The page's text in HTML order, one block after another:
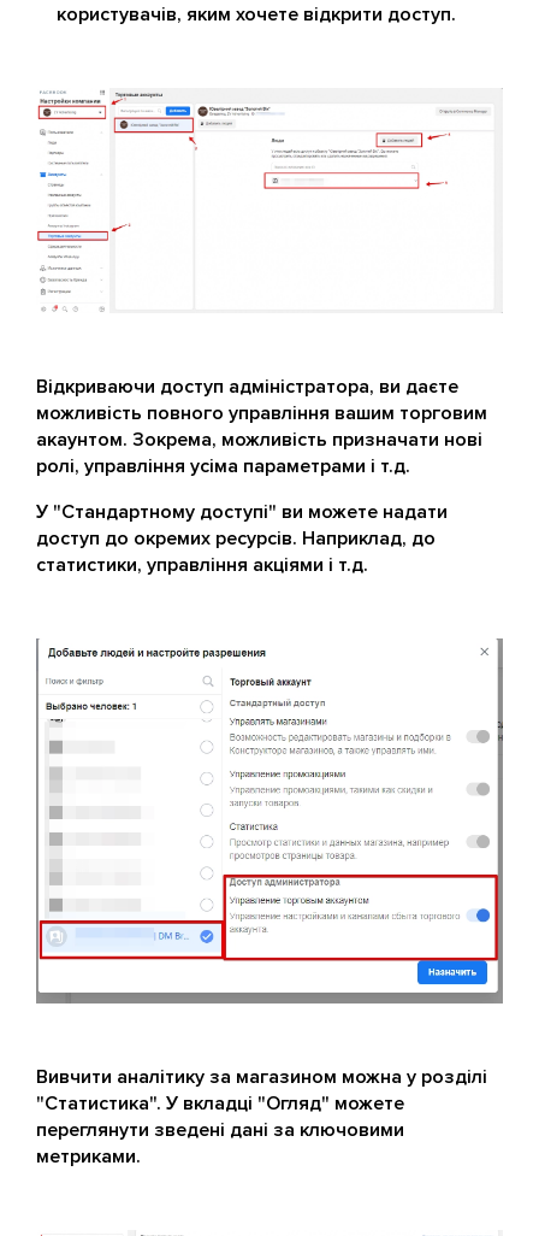
користувачів, яким хочете відкрити доступ.
Відкриваючи доступ адміністратора, ви даєте
можливість повного управління вашим торговим
акаунтом. Зокрема, можливість призначати нові
ролі, управління усіма параметрами і т.д.
У "Стандартному доступі" ви можете надати
доступ до окремих ресурсів. Наприклад, до
статистики, управління акціями і т.д.
Вивчити аналітику за магазином можна у розділі
"Статистика". У вкладці "Огляд" можете
переглянути зведені дані за ключовими
метриками.